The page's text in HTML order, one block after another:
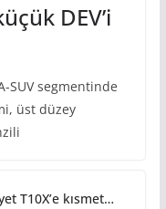
DEV’i
SUV segmentinde
üst düzey
T10X’e kısmet…